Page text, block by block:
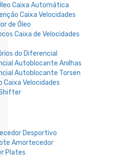
Caixa Automática
Caixa Velocidades
de Óleo
Caixa de Velocidades
do Diferencial
Autoblocante Anilhas
Autoblocante Torsen
Velocidades
Desportivo
Amortecedor
Plates